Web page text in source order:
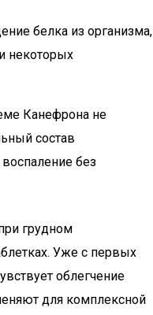
белка из организма,
некоторых
Канефрона не
состав
без
грудном
Уже с первых
облегчение
для комплексной